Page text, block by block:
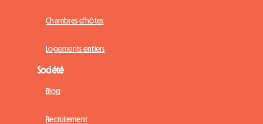
Chambres d'hôtes
Logements entiers
Société
Blog
Recrutement